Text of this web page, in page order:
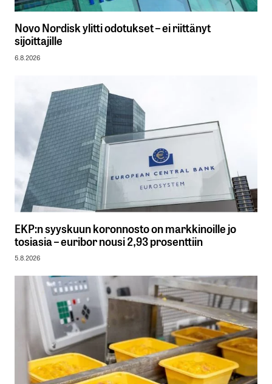
Novo Nordisk ylitti odotukset – ei riittänyt
sijoittajille
6.8.2026
EKP:n syyskuun koronnosto on markkinoille jo
tosiasia – euribor nousi 2,93 prosenttiin
5.8.2026